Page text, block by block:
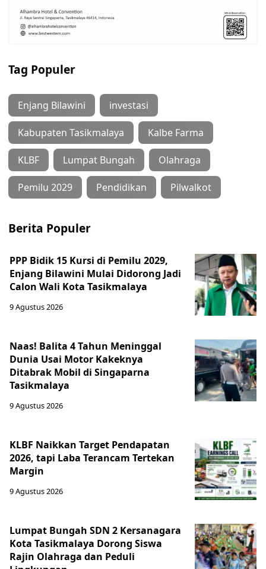
Tag Populer
Enjang Bilawini investasi
Kabupaten Tasikmalaya Kalbe Farma
KLBF Lumpat Bungah Olahraga
Pemilu 2029 Pendidikan Pilwalkot
Berita Populer
PPP Bidik 15 Kursi di Pemilu 2029,
Enjang Bilawini Mulai Didorong Jadi
Calon Wali Kota Tasikmalaya
9 Agustus 2026
Naas! Balita 4 Tahun Meninggal
Dunia Usai Motor Kakeknya
Ditabrak Mobil di Singaparna
Tasikmalaya
9 Agustus 2026
KLBF Naikkan Target Pendapatan
2026, tapi Laba Terancam Tertekan
Margin
9 Agustus 2026
Lumpat Bungah SDN 2 Kersanagara
Kota Tasikmalaya Dorong Siswa
Rajin Olahraga dan Peduli